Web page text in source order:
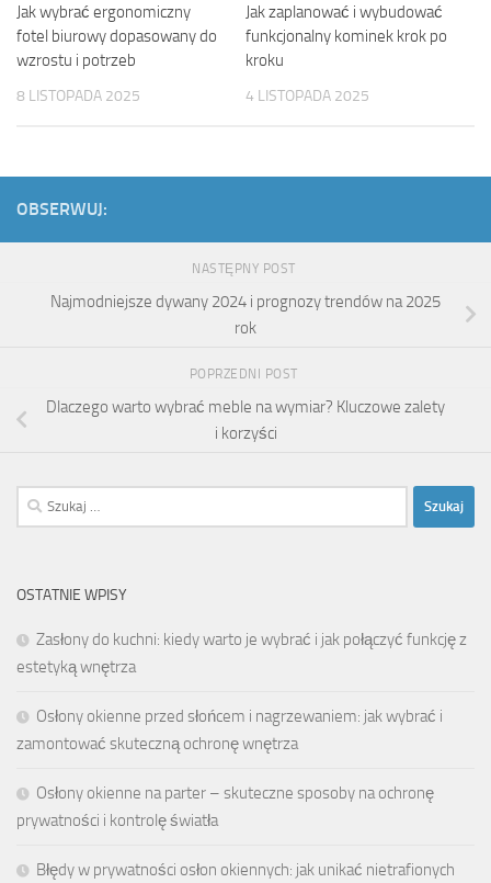
Jak wybrać ergonomiczny
fotel biurowy dopasowany do
wzrostu i potrzeb
8 LISTOPADA 2025
Jak zaplanować i wybudować
funkcjonalny kominek krok po
kroku
4 LISTOPADA 2025
OBSERWUJ:
NASTĘPNY POST
Najmodniejsze dywany 2024 i prognozy trendów na 2025
rok
POPRZEDNI POST
Dlaczego warto wybrać meble na wymiar? Kluczowe zalety
i korzyści
Szukaj:
OSTATNIE WPISY
Zasłony do kuchni: kiedy warto je wybrać i jak połączyć funkcję z
estetyką wnętrza
Osłony okienne przed słońcem i nagrzewaniem: jak wybrać i
zamontować skuteczną ochronę wnętrza
Osłony okienne na parter – skuteczne sposoby na ochronę
prywatności i kontrolę światła
Błędy w prywatności osłon okiennych: jak unikać nietrafionych